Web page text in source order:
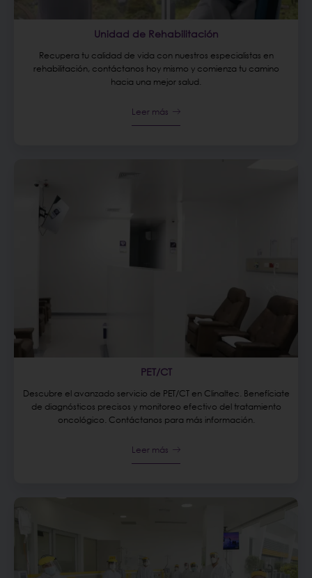
Unidad de Rehabilitación
Recupera tu calidad de vida con nuestros especialistas en
rehabilitación, contáctanos hoy mismo y comienza tu camino
hacia una mejor salud.
Leer más
PET/CT
Descubre el avanzado servicio de PET/CT en Clinaltec. Benefíciate
de diagnósticos precisos y monitoreo efectivo del tratamiento
oncológico. Contáctanos para más información.
Leer más